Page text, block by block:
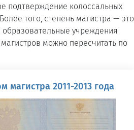
подтверждение колоссальных
того, степень магистра — это
учреждения
можно пересчитать по
магистра 2011-2013 года